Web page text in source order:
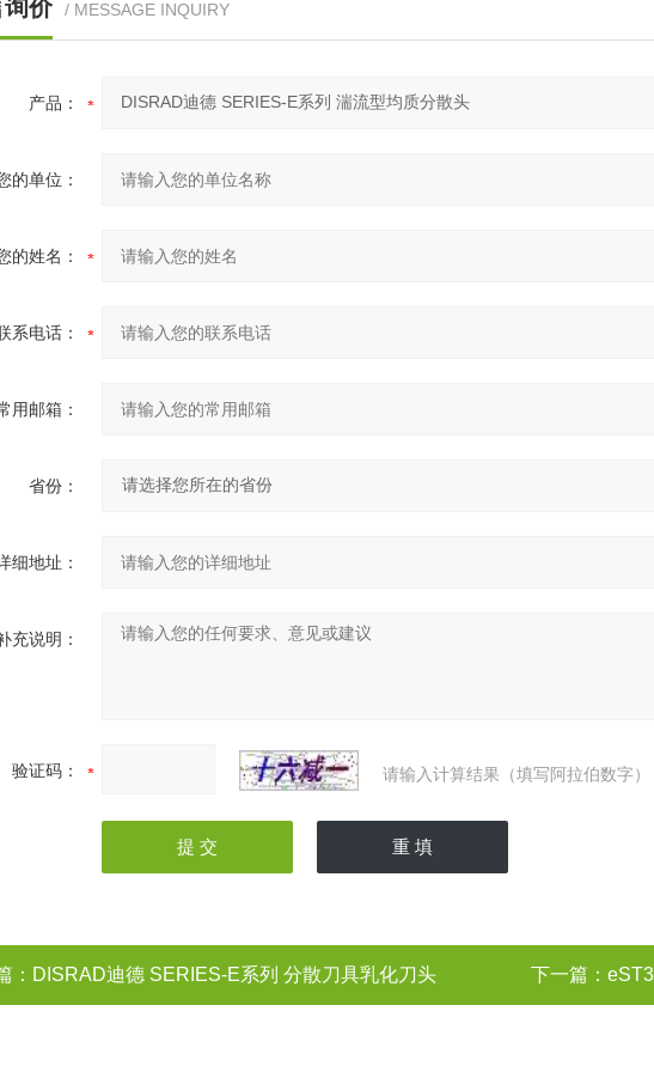
价 / MESSAGE INQUIRY
产品：
的单位：
的姓名：
系电话：
用邮箱：
省份：
细地址：
充说明：
验证码： 请输入计算结果（填写阿拉伯数字
： DISRAD迪德 SERIES-E系列 分散刀具乳化刀头 下一篇：